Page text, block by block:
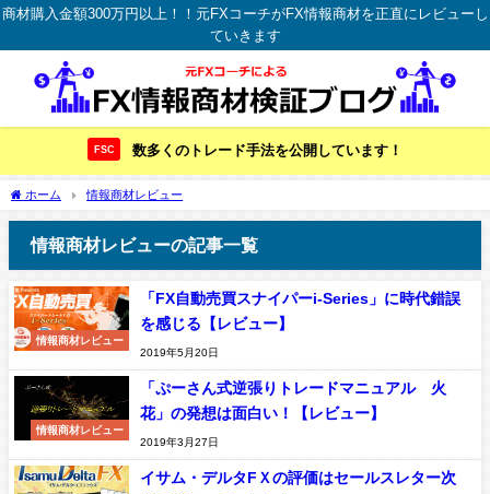
商材購入金額300万円以上！！元FXコーチがFX情報商材を正直にレビューし
ていきます
FSC 数多くのトレード手法を公開しています！
ホーム 情報商材レビュー
情報商材レビューの記事一覧
情報商材レビュー
「FX自動売買スナイパーi-Series」に時代錯誤
を感じる【レビュー】
2019年5月20日
情報商材レビュー
「ぷーさん式逆張りトレードマニュアル 火
花」の発想は面白い！【レビュー】
2019年3月27日
イサム・デルタFＸの評価はセールスレター次